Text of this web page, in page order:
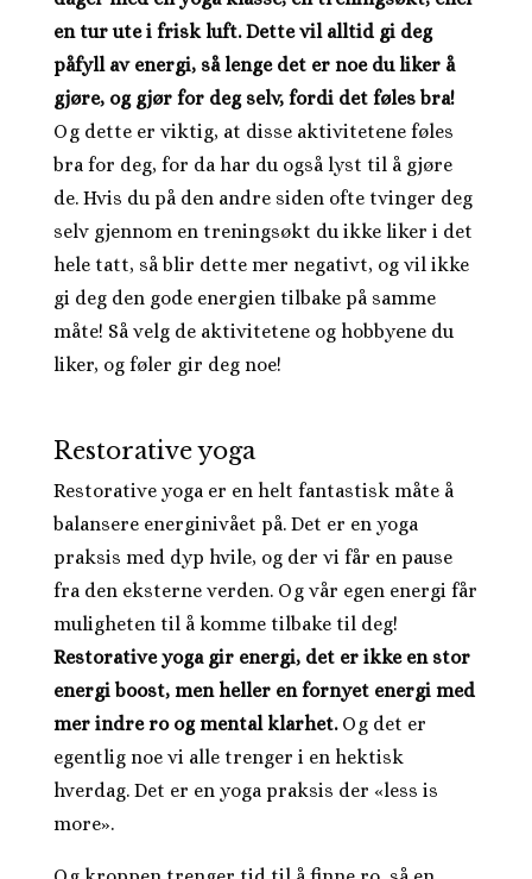
en tur ute i frisk luft. Dette vil alltid gi deg
påfyll av energi, så lenge det er noe du liker å
gjøre, og gjør for deg selv, fordi det føles bra!
Og dette er viktig, at disse aktivitetene føles
bra for deg, for da har du også lyst til å gjøre
de. Hvis du på den andre siden ofte tvinger deg
selv gjennom en treningsøkt du ikke liker i det
hele tatt, så blir dette mer negativt, og vil ikke
gi deg den gode energien tilbake på samme
måte! Så velg de aktivitetene og hobbyene du
liker, og føler gir deg noe!
Restorative yoga
Restorative yoga er en helt fantastisk måte å
balansere energinivået på. Det er en yoga
praksis med dyp hvile, og der vi får en pause
fra den eksterne verden. Og vår egen energi får
muligheten til å komme tilbake til deg!
Restorative yoga gir energi, det er ikke en stor
energi boost, men heller en fornyet energi med
mer indre ro og mental klarhet. Og det er
egentlig noe vi alle trenger i en hektisk
hverdag. Det er en yoga praksis der «less is
more».